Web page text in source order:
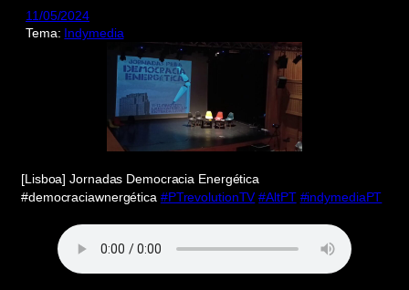
11/05/2024
Tema: Indymedia
[Lisboa] Jornadas Democracia Energética
#democraciawnergética #PTrevolutionTV #AltPT #indymediaPT